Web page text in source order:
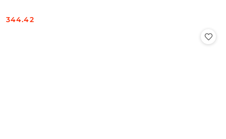
Cena:
344.42